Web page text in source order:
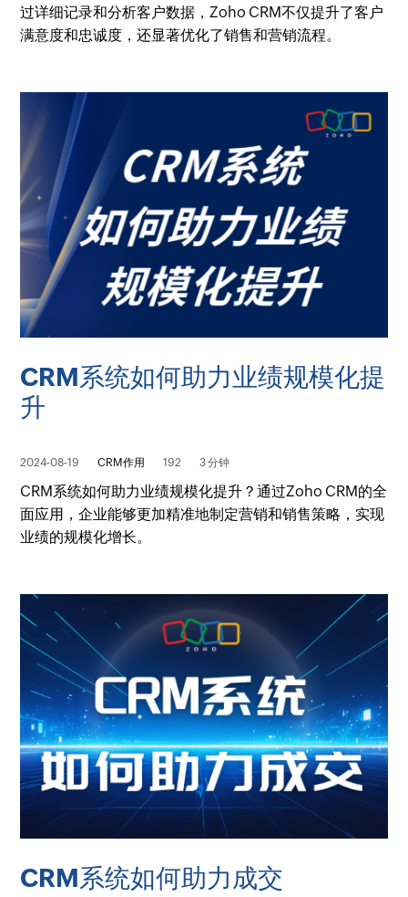
过详细记录和分析客户数据，Zoho CRM不仅提升了客户
满意度和忠诚度，还显著优化了销售和营销流程。
CRM系统如何助力业绩规模化提
升
2024-08-19 CRM作用 192 3 分钟
CRM系统如何助力业绩规模化提升？通过Zoho CRM的全
面应用，企业能够更加精准地制定营销和销售策略，实现
业绩的规模化增长。
CRM系统如何助力成交